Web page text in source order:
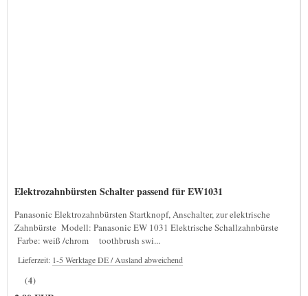
Elektrozahnbürsten Schalter passend für EW1031
Panasonic Elektrozahnbürsten Startknopf, Anschalter, zur elektrische
Zahnbürste Modell: Panasonic EW 1031 Elektrische Schallzahnbürste
Farbe: weiß /chrom toothbrush swi...
Lieferzeit: 1-5 Werktage DE / Ausland abweichend
(4)